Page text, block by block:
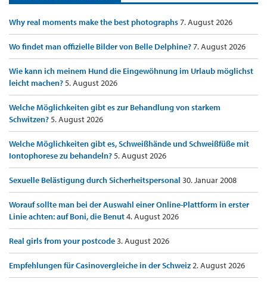
Why real moments make the best photographs7. August 2026
Wo findet man offizielle Bilder von Belle Delphine?7. August 2026
Wie kann ich meinem Hund die Eingewöhnung im Urlaub möglichst
leicht machen?5. August 2026
Welche Möglichkeiten gibt es zur Behandlung von starkem
Schwitzen?5. August 2026
Welche Möglichkeiten gibt es, Schweißhände und Schweißfüße mit
Iontophorese zu behandeln?5. August 2026
Sexuelle Belästigung durch Sicherheitspersonal 30. Januar 2008
Worauf sollte man bei der Auswahl einer Online-Plattform in erster
Linie achten: auf Boni, die Benut4. August 2026
Real girls from your postcode3. August 2026
Empfehlungen für Casinovergleiche in der Schweiz2. August 2026